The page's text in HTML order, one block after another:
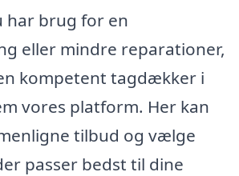
har brug for en
eller mindre reparationer,
kompetent tagdækker i
vores platform. Her kan
tilbud og vælge
passer bedst til dine